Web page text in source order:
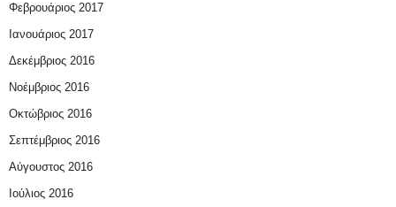
Φεβρουάριος 2017
Ιανουάριος 2017
Δεκέμβριος 2016
Νοέμβριος 2016
Οκτώβριος 2016
Σεπτέμβριος 2016
Αύγουστος 2016
Ιούλιος 2016